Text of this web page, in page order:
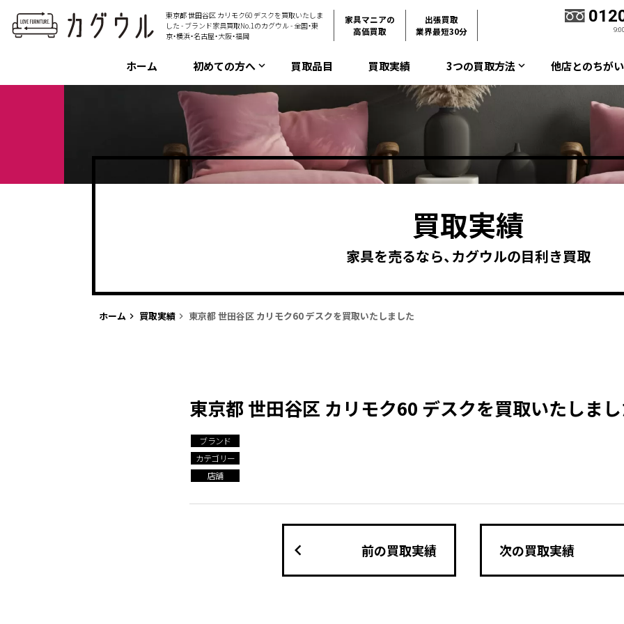
東京都 世田谷区 カリモク60 デスクを買取いたしま
した - ブランド家具買取No.1のカグウル - 全国・東
京・横浜・名古屋・大阪・福岡
家具マニアの
高価買取
出張買取
業界最短30分
ホーム 初めての方へ keyboard_arrow_down 買取品目 買取実績 3つの買取方法 keyboard_arrow_down 他店とのちがい
買取実績
家具を売るなら、カグウルの目利き買取
ホーム keyboard_arrow_right 買取実績 keyboard_arrow_right 東京都 世田谷区 カリモク60 デスクを買取いたしました
東京都 世田谷区 カリモク60 デスクを買取いたしま
ブランド
カテゴリー
店舗
前の買取実績
keyboard_arrow_left 次の買取実績